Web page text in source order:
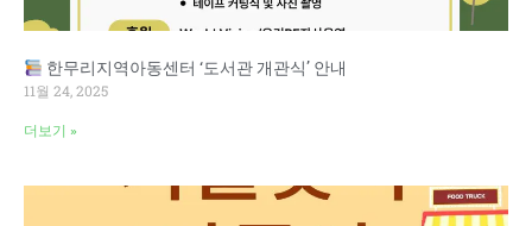
한무리지역아동센터 ‘도서관 개관식’ 안내
11월 24, 2025
더보기 »